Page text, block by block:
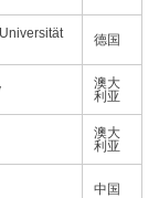
德国
澳大
利亚
澳大
利亚
中国